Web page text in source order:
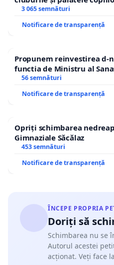
3 065 semnături
Notificare de transparență
Propunem reinvestirea d-
functia de Ministru al
56 semnături
Notificare de transparență
Opriți schimbarea
Gimnaziale Săcălaz
453 semnături
Notificare de transparență
ÎNCEPE PROPRIA
Doriți să
Schimbarea nu se
Autorul acestei
acționat. Veți face